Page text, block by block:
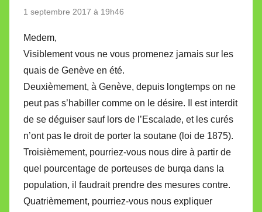
1 septembre 2017 à 19h46
Medem,
Visiblement vous ne vous promenez jamais sur les
quais de Genève en été.
Deuxièmement, à Genève, depuis longtemps on ne
peut pas s’habiller comme on le désire. Il est interdit
de se déguiser sauf lors de l’Escalade, et les curés
n’ont pas le droit de porter la soutane (loi de 1875).
Troisièmement, pourriez-vous nous dire à partir de
quel pourcentage de porteuses de burqa dans la
population, il faudrait prendre des mesures contre.
Quatrièmement, pourriez-vous nous expliquer